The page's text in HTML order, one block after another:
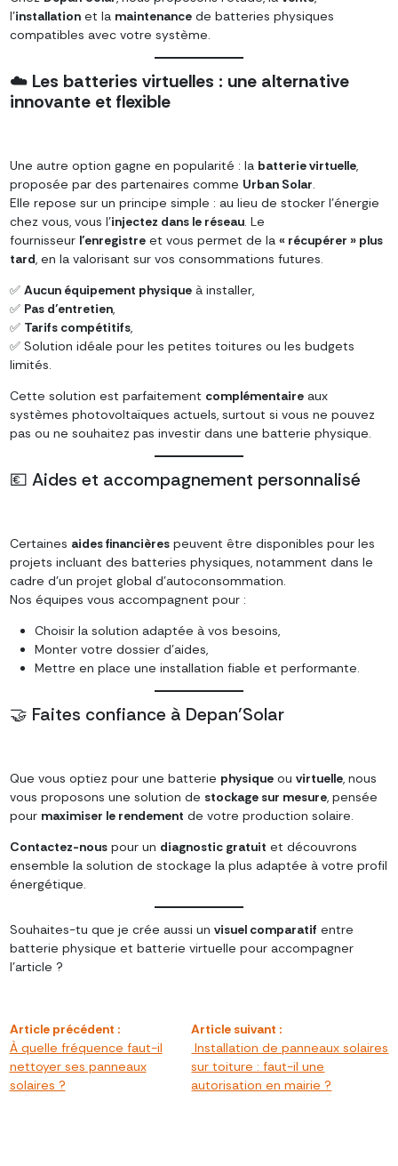
l’installationet la maintenancede batteries physiques
compatibles avec votre système.
☁️ Les batteries virtuelles : une alternative
innovante et flexible
Une autre option gagne en popularité : la batterie virtuelle,
proposée par des partenaires comme Urban Solar.
Elle repose sur un principe simple : au lieu de stocker l’énergie
chez vous, vous l’injectez dans le réseau. Le
fournisseur l’enregistreet vous permet de la « récupérer » plus
tard, en la valorisant sur vos consommations futures.
✅ Aucun équipement physiqueà installer,
✅ Pas d’entretien,
✅ Tarifs compétitifs,
✅ Solution idéale pour les petites toitures ou les budgets
limités.
Cette solution est parfaitement complémentaireaux
systèmes photovoltaïques actuels, surtout si vous ne pouvez
pas ou ne souhaitez pas investir dans une batterie physique.
💶 Aides et accompagnement personnalisé
Certaines aides financièrespeuvent être disponibles pour les
projets incluant des batteries physiques, notamment dans le
cadre d’un projet global d’autoconsommation.
Nos équipes vous accompagnent pour :
Choisir la solution adaptée à vos besoins,
Monter votre dossier d’aides,
Mettre en place une installation fiable et performante.
🤝 Faites confiance à Depan’Solar
Que vous optiez pour une batterie physiqueou virtuelle, nous
vous proposons une solution de stockage sur mesure, pensée
pour maximiser le rendement de votre production solaire.
Contactez-nouspour un diagnostic gratuit et découvrons
ensemble la solution de stockage la plus adaptée à votre profil
énergétique.
Souhaites-tu que je crée aussi un visuel comparatif entre
batterie physique et batterie virtuelle pour accompagner
l’article ?
Navigation
de
l’article
Article précédent :
À quelle fréquence faut-il
nettoyer ses panneaux
solaires ?
Article suivant :
Installation de panneaux solaires
sur toiture : faut-il une
autorisation en mairie ?